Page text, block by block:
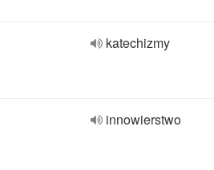
katechizmy
innowierstwo